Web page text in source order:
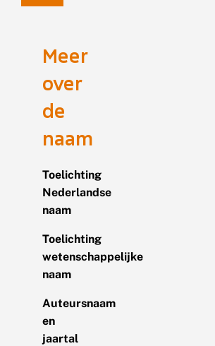
Meer
over
de
naam
Toelichting
Nederlandse
naam
Toelichting
wetenschappelijke
naam
Auteursnaam
en
jaartal